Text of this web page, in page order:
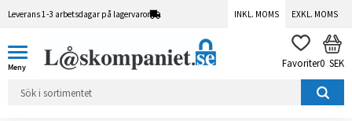
Leverans 1-3 arbetsdagar på lagervaror INKL. MOMS EXKL. MOMS
FAVORITER
0 SEK